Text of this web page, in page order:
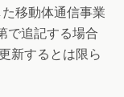
移動体通信事業
で追記する場合
新するとは限ら